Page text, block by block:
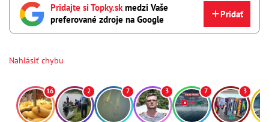
Pridajte si Topky.skmedzi Vaše
preferované zdroje na Google
Pridať
Nahlásiť chybu
16 2 7 3 7 3